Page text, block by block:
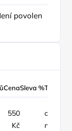
povolen
CenaSleva %Typ ceny
550
Kč
osoba /
noc